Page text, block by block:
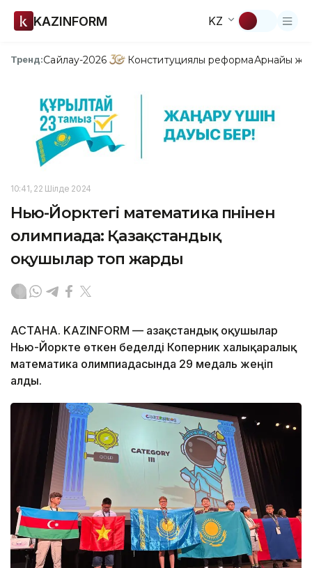
KAZINFORM KZ
Тренд:Сайлау-2026 Конституциялық реформаАрнайы
10:41, 22 Шілде 2024
Нью-Йорктегі математика пәнінен
олимпиада: Қазақстандық
оқушылар топ жарды
АСТАНА. KAZINFORM — Қазақстандық оқушылар
Нью-Йоркте өткен беделді Коперник халықаралық
математика олимпиадасында 29 медаль жеңіп
алды.